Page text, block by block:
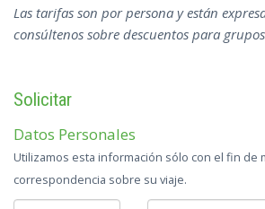
Las tarifas son por persona y están
consúltenos sobre descuentos para
Solicitar
Datos Personales
Utilizamos esta información sólo con el fin de
correspondencia sobre su viaje.